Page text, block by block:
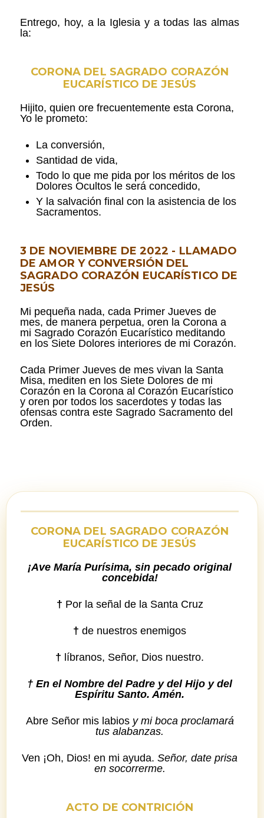
Entrego, hoy, a la Iglesia y a todas las almas
la:
CORONA DEL SAGRADO CORAZÓN
EUCARÍSTICO DE JESÚS
Hijito, quien ore frecuentemente esta Corona,
Yo le prometo:
La conversión,
Santidad de vida,
Todo lo que me pida por los méritos de los
Dolores Ocultos le será concedido,
Y la salvación final con la asistencia de los
Sacramentos.
3 DE NOVIEMBRE DE 2022 - LLAMADO
DE AMOR Y CONVERSIÓN DEL
SAGRADO CORAZÓN EUCARÍSTICO DE
JESÚS
Mi pequeña nada, cada Primer Jueves de
mes, de manera perpetua, oren la Corona a
mi Sagrado Corazón Eucarístico meditando
en los Siete Dolores interiores de mi Corazón.
Cada Primer Jueves de mes vivan la Santa
Misa, mediten en los Siete Dolores de mi
Corazón en la Corona al Corazón Eucarístico
y oren por todos los sacerdotes y todas las
ofensas contra este Sagrado Sacramento del
Orden.
CORONA DEL SAGRADO CORAZÓN
EUCARÍSTICO DE JESÚS
¡Ave María Purísima, sin pecado original
concebida!
† Por la señal de la Santa Cruz
† de nuestros enemigos
† líbranos, Señor, Dios nuestro.
† En el Nombre del Padre y del Hijo y del
Espíritu Santo. Amén.
Abre Señor mis labios y mi boca proclamará
tus alabanzas.
Ven ¡Oh, Dios! en mi ayuda. Señor, date prisa
en socorrerme.
ACTO DE CONTRICIÓN